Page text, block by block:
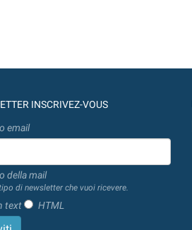
INSCRIVEZ-VOUS
email
della mail
di newsletter che vuoi ricevere.
text HTML